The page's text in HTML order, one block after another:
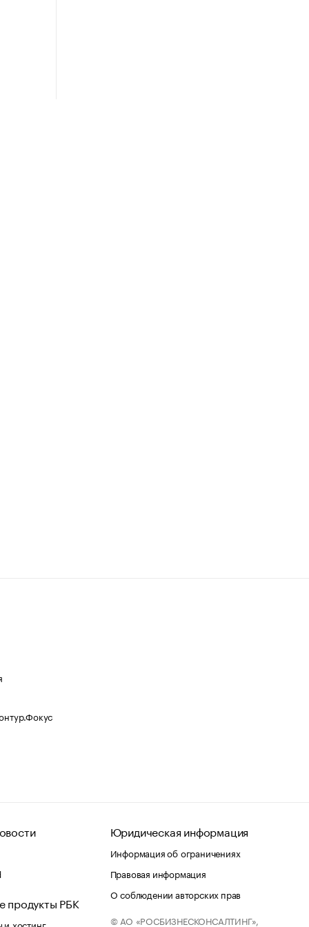
продукты РБК
хостинг
Юридическая информация
Информация об ограничениях
Правовая информация
О соблюдении авторских прав
© АО «РОСБИЗНЕСКОНСАЛТИНГ»,